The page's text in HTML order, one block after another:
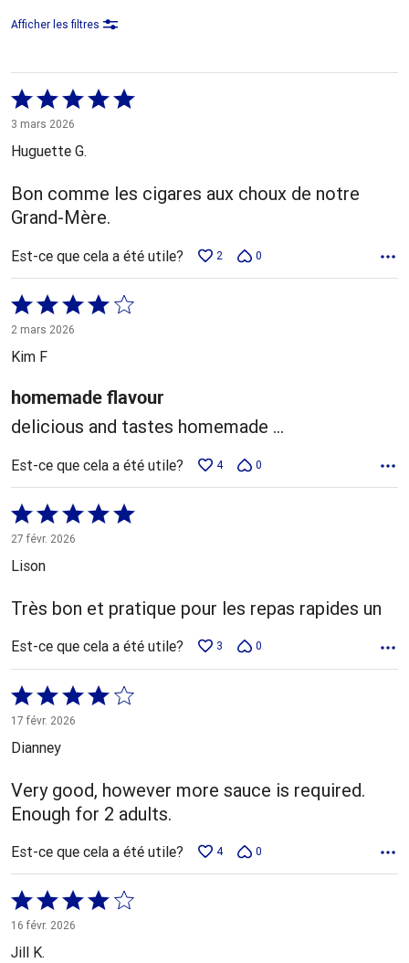
Afficher les filtres
Coté
5 sur
5
3 mars 2026
Huguette G.
Bon comme les cigares aux choux de notre
Grand-Mère.
Est-ce que cela a été utile? 2 0
Coté
4 sur
5
2 mars 2026
Kim F
homemade flavour
delicious and tastes homemade ...
Est-ce que cela a été utile? 4 0
Coté
5 sur
5
27 févr. 2026
Lison
Très bon et pratique pour les repas rapides un
Est-ce que cela a été utile? 3 0
Coté
4 sur
5
17 févr. 2026
Dianney
Very good, however more sauce is required.
Enough for 2 adults.
Est-ce que cela a été utile? 4 0
Coté
4 sur
5
16 févr. 2026
Jill K.